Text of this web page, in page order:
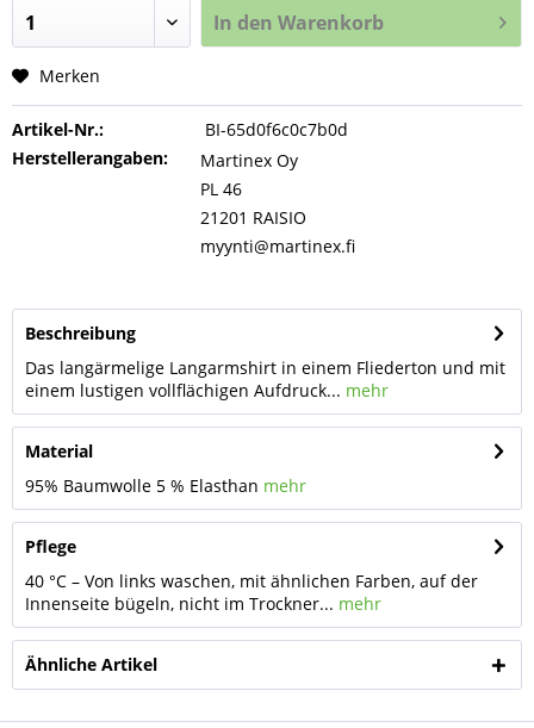
In den Warenkorb
Merken
Artikel-Nr.:
BI-65d0f6c0c7b0d
Herstellerangaben:
Martinex Oy
PL 46
21201 RAISIO
myynti@martinex.fi
Beschreibung
Das langärmelige Langarmshirt in einem Fliederton und mit
einem lustigen vollflächigen Aufdruck... mehr
Material
95% Baumwolle 5 % Elasthan mehr
Pflege
40 °C – Von links waschen, mit ähnlichen Farben, auf der
Innenseite bügeln, nicht im Trockner... mehr
Ähnliche Artikel